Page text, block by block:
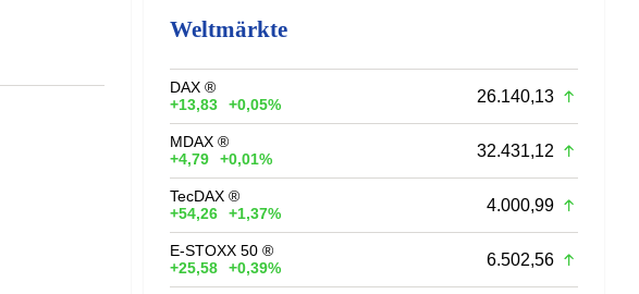
Weltmärkte
DAX ®
+13,83
+0,05% 26.140,13
MDAX ®
+4,79
+0,01% 32.431,12
TecDAX ®
+54,26
+1,37% 4.000,99
E-STOXX 50 ®
+25,58
+0,39% 6.502,56